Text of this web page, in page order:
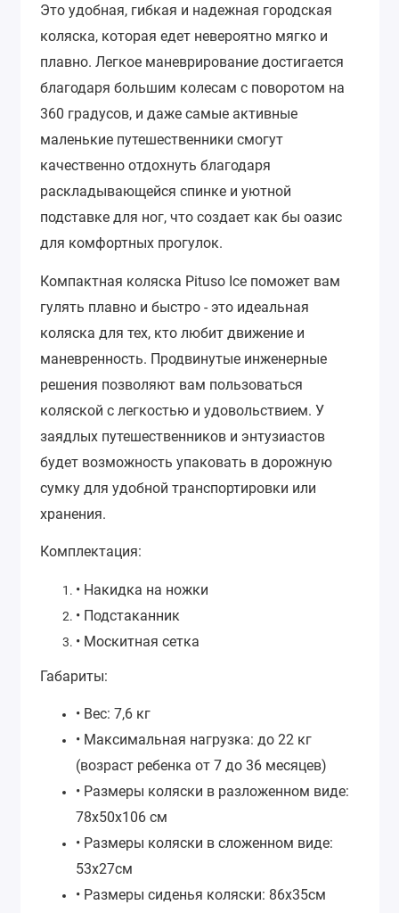
Это удобная, гибкая и надежная городская
коляска, которая едет невероятно мягко и
плавно. Легкое маневрирование достигается
благодаря большим колесам с поворотом на
360 градусов, и даже самые активные
маленькие путешественники смогут
качественно отдохнуть благодаря
раскладывающейся спинке и уютной
подставке для ног, что создает как бы оазис
для комфортных прогулок.
Компактная коляска Pituso Ice поможет вам
гулять плавно и быстро - это идеальная
коляска для тех, кто любит движение и
маневренность. Продвинутые инженерные
решения позволяют вам пользоваться
коляской с легкостью и удовольствием. У
заядлых путешественников и энтузиастов
будет возможность упаковать в дорожную
сумку для удобной транспортировки или
хранения.
Комплектация:
• Накидка на ножки
• Подстаканник
• Москитная сетка
Габариты:
• Вес: 7,6 кг
• Максимальная нагрузка: до 22 кг
(возраст ребенка от 7 до 36 месяцев)
• Размеры коляски в разложенном виде:
78x50x106 см
• Размеры коляски в сложенном виде:
53x27см
• Размеры сиденья коляски: 86x35см